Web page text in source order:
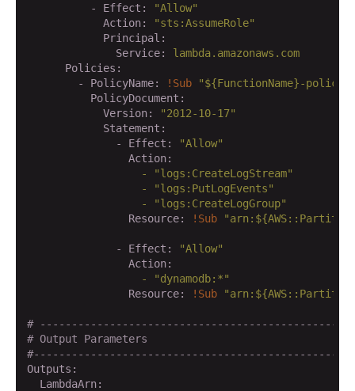
          - Effect:
"Allow"
            Action:
"sts:AssumeRole"
            Principal:
              Service:
lambda.amazonaws.com
      Policies:
        - PolicyName:
!Sub
"${FunctionName}-policy"
          PolicyDocument:
            Version:
"2012-10-17"
            Statement:
              - Effect:
"Allow"
                Action:
                  -
"logs:CreateLogStream"
                  -
"logs:PutLogEvents"
                  -
"logs:CreateLogGroup"
                Resource:
!Sub
              - Effect:
"Allow"
                Action:
                  -
"dynamodb:*"
                Resource:
!Sub
#
# Output Parameters
Outputs:
  LambdaArn: